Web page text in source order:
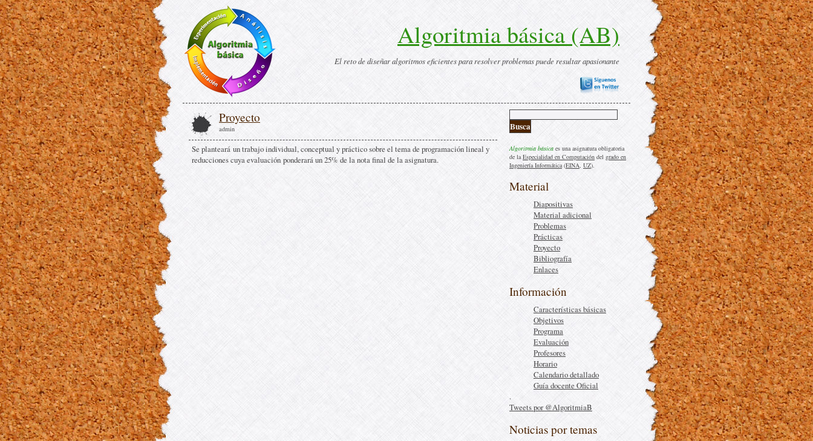
Algoritmia básica (AB)
El reto de diseñar algoritmos eficientes para resolver problemas puede resultar apasionante
Algoritmia básica es una asignatura obligatoria
de laEspecialidad en Computación del grado en
Ingeniería Informática(EINA, UZ).
Material
Diapositivas
Material adicional
Problemas
Prácticas
Proyecto
Bibliografía
Enlaces
Información
Características básicas
Objetivos
Programa
Evaluación
Profesores
Horario
Calendario detallado
Guía docente Oficial
.
Tweets por @AlgoritmiaB
Noticias por temas
Proyecto
admin
Se planteará un trabajo individual, conceptual y práctico sobre el tema de programación lineal y
reducciones cuya evaluación ponderará un 25% de la nota final de la asignatura.